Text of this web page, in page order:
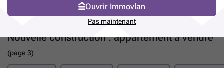
Nouvelle construction : appartement à vendre
(page 3)
Ouvrir Immovlan
Pas maintenant